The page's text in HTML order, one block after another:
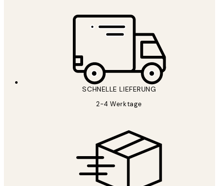
SCHNELLE LIEFERUNG
2-4 Werktage